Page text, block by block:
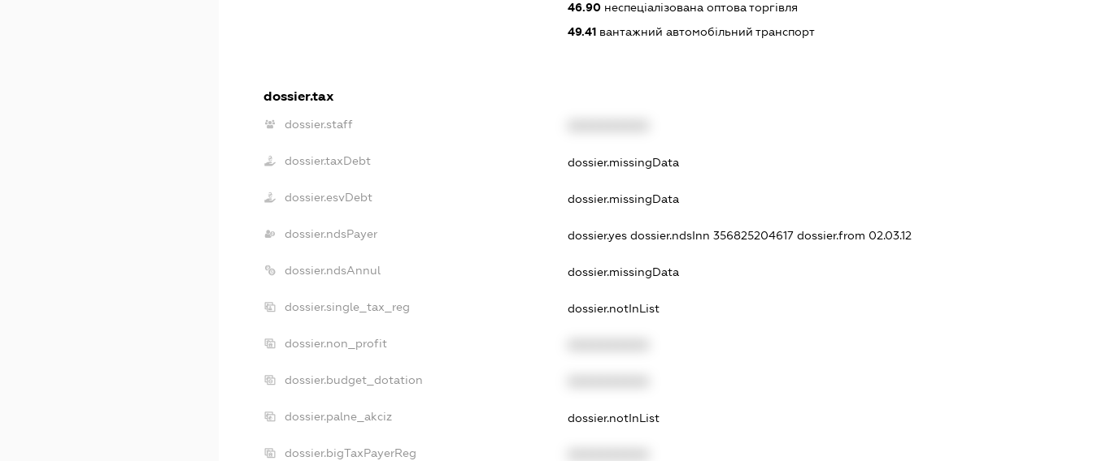
46.90неспеціалізована оптова торгівля
49.41вантажний автомобільний транспорт
dossier.tax
dossier.staff
dossier.taxDebt dossier.missingData
dossier.esvDebt dossier.missingData
dossier.ndsPayer dossier.yes dossier.ndsInn 356825204617 dossier.from 02.03.12
dossier.ndsAnnul dossier.missingData
dossier.single_tax_reg dossier.notInList
dossier.non_profit
dossier.budget_dotation
dossier.palne_akciz dossier.notInList
dossier.bigTaxPayerReg